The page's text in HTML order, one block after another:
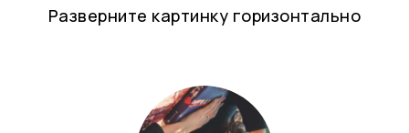
Разверните картинку горизонтально